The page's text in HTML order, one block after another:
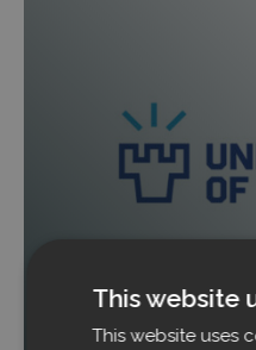
Prozessstaub in
validiert Erfolg von
This website
This website uses